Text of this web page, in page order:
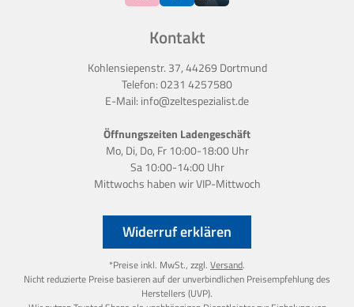
Widerruf erklären
*Preise inkl. MwSt., zzgl. Versand.
Nicht reduzierte Preise basieren auf der unverbindlichen Preisempfehlung des
Herstellers (UVP).
Kontakt
Kohlensiepenstr. 37, 44269 Dortmund
Telefon:0231 4257580
E-Mail: info@zeltespezialist.de
Öffnungszeiten Ladengeschäft
Mo, Di, Do, Fr 10:00-18:00 Uhr
Sa 10:00-14:00 Uhr
Mittwochs haben wirVIP-Mittwoch